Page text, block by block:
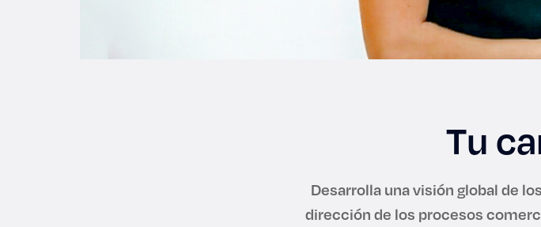
Tu
Desarrolla una visión global de
dirección de los procesos